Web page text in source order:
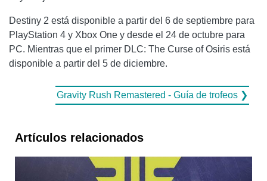
Destiny 2 está disponible a partir del 6 de septiembre para
PlayStation 4 y Xbox One y desde el 24 de octubre para
PC. Mientras que el primer DLC: The Curse of Osiris está
disponible a partir del 5 de diciembre.
Gravity Rush Remastered - Guía de trofeos ❯
Artículos relacionados